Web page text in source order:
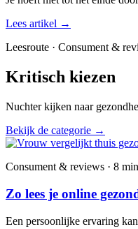
Lees artikel →
Leesroute · Consument &
Kritisch kiezen
Nuchter kijken naar
Bekijk de categorie →
Consument & reviews · 8 min
Zo lees je online
Een persoonlijke ervaring